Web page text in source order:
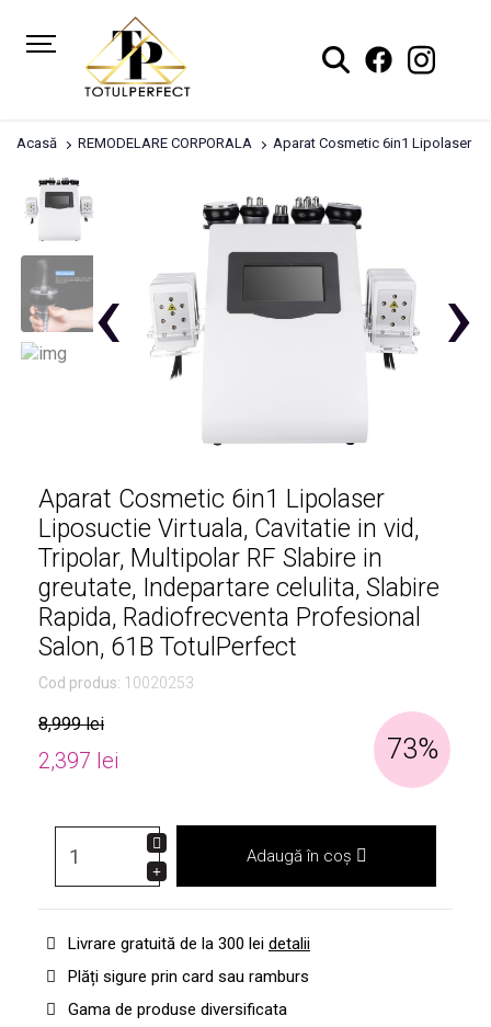
Acasă REMODELARE CORPORALA Aparat Cosmetic 6in1 Lipolaser
›
‹
Aparat Cosmetic 6in1 Lipolaser
Liposuctie Virtuala, Cavitatie in vid,
Tripolar, Multipolar RF Slabire in
greutate, Indepartare celulita, Slabire
Rapida, Radiofrecventa Profesional
Salon, 61B TotulPerfect
Cod produs: 10020253
8,999 lei
2,397 lei 73%
Adaugă în coș
Livrare gratuită de la 300 lei detalii
Plăți sigure prin card sau ramburs
Gama de produse diversificata